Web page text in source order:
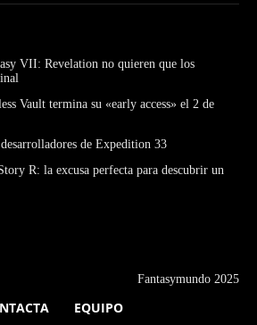
VII: Revelation no quieren que los
Vault termina su «early access» el 2 de
de Expedition 33
R: la excusa perfecta para descubrir un
Fantasymundo 2025
EQUIPO